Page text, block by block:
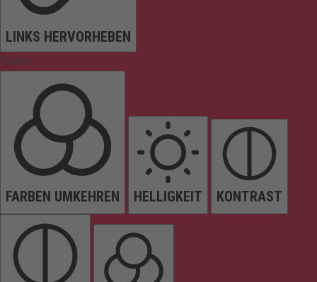
LINKS HERVORHEBEN
Farben
FARBEN UMKEHREN HELLIGKEIT KONTRAST